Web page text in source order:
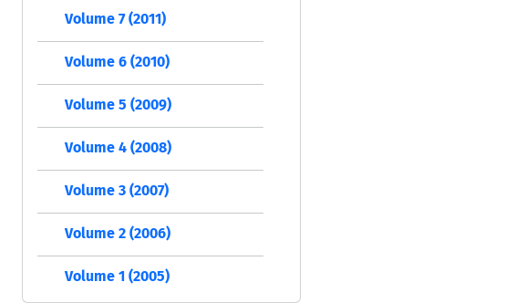
Volume 7 (2011)
Volume 6 (2010)
Volume 5 (2009)
Volume 4 (2008)
Volume 3 (2007)
Volume 2 (2006)
Volume 1 (2005)